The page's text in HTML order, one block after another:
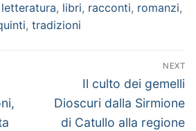
letteratura, libri, racconti, romanzi,
, tradizioni
NEXT
Next
post:
Il culto dei gemelli
Dioscuri dalla Sirmione
di Catullo alla regione